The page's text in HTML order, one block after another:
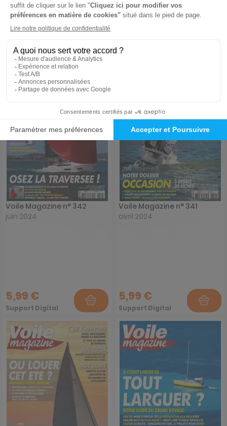
5,99 €
Voile Magazine n° 342
juin 2024
5,99 €
Support Digital
Voile Magazine n° 341
avril 2024
5,99 €
Support Digital